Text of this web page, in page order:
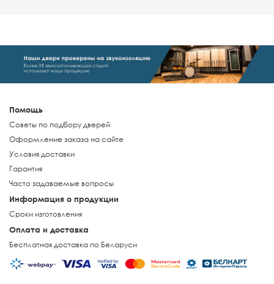
Помощь
Советы по подбору дверей
Оформление заказа на сайте
Условия доставки
Гарантия
Часто задаваемые вопросы
Информация о продукции
Сроки изготовления
Оплата и доставка
Бесплатная доставка по Беларуси